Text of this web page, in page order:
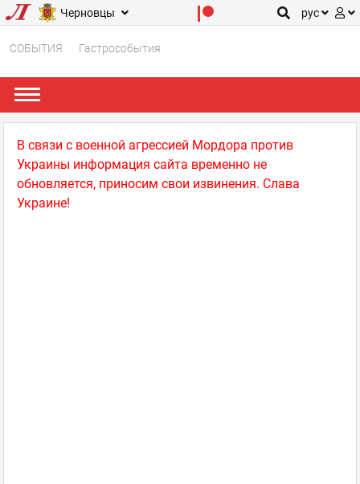
Черновцы рус
СОБЫТИЯ Гастрособытия
В связи с военной агрессией Мордора против
Украины информация сайта временно не
обновляется, приносим свои извинения. Слава
Украине!